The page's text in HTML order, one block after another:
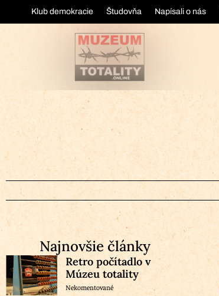
Klub demokracie Študovňa Napísali o nás
Najnovšie články
Retro počítadlo v
Múzeu totality
Nekomentované